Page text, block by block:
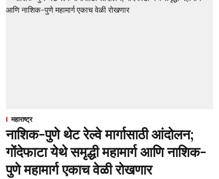
महाराष्ट्र
नाशिक-पुणे थेट रेल्वे मार्गासाठी आंदोलन;
गोंदेफाटा येथे समृद्धी महामार्ग आणि नाशिक-
पुणे महामार्ग एकाच वेळी रोखणार